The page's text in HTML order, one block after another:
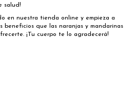
salud!
en nuestra tienda online y empieza a
beneficios que las naranjas y mandarinas
¡Tu cuerpo te lo agradecerá!